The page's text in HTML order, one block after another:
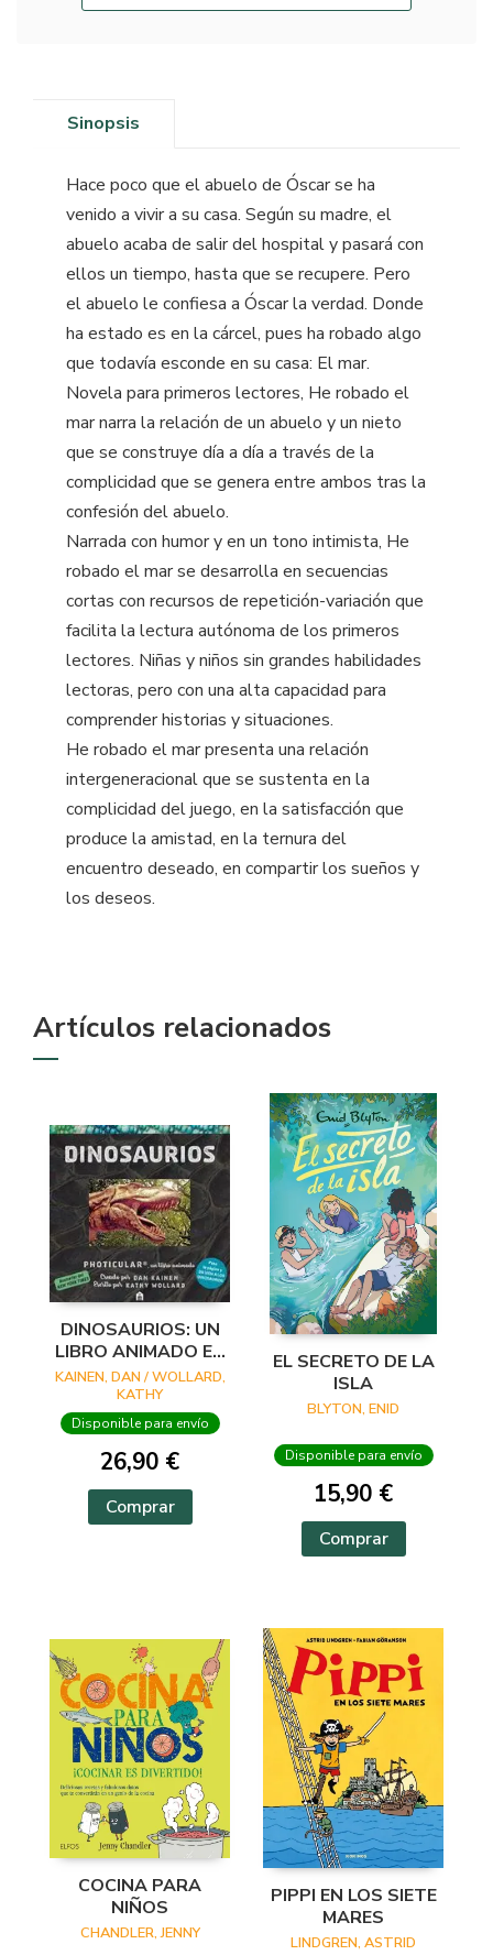
Sinopsis
Hace poco que el abuelo de Óscar se ha
venido a vivir a su casa. Según su madre, el
abuelo acaba de salir del hospital y pasará con
ellos un tiempo, hasta que se recupere. Pero
el abuelo le confiesa a Óscar la verdad. Donde
ha estado es en la cárcel, pues ha robado algo
que todavía esconde en su casa: El mar.
Novela para primeros lectores, He robado el
mar narra la relación de un abuelo y un nieto
que se construye día a día a través de la
complicidad que se genera entre ambos tras la
confesión del abuelo.
Narrada con humor y en un tono intimista, He
robado el mar se desarrolla en secuencias
cortas con recursos de repetición-variación que
facilita la lectura autónoma de los primeros
lectores. Niñas y niños sin grandes habilidades
lectoras, pero con una alta capacidad para
comprender historias y situaciones.
He robado el mar presenta una relación
intergeneracional que se sustenta en la
complicidad del juego, en la satisfacción que
produce la amistad, en la ternura del
encuentro deseado, en compartir los sueños y
los deseos.
Artículos relacionados
DINOSAURIOS: UN
LIBRO ANIMADO EN
PHOTICULAR
KAINEN, DAN / WOLLARD,
KATHY
Disponible para envío
26,90 €
Comprar
EL SECRETO DE LA
ISLA
BLYTON, ENID
Disponible para envío
15,90 €
Comprar
COCINA PARA
NIÑOS
CHANDLER, JENNY
PIPPI EN LOS SIETE
MARES
LINDGREN, ASTRID